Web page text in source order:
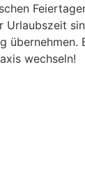
Urlaubszeit
übernehmen.
wechseln!